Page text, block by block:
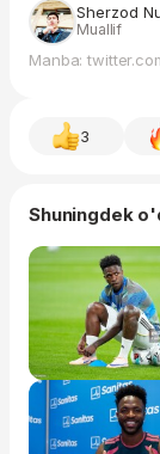
Sherzod
Muallif
Manba:
3
Shuningdek